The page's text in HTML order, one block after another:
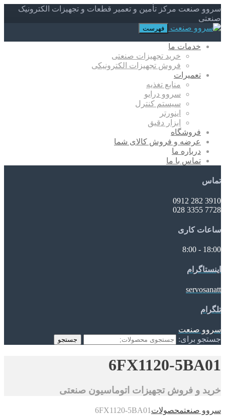
سروو صنعت مرکز تأمین و تعمیر قطعات و تجهیزات الکترونیک
صنعتی
فهرست
خدمات ما
خرید تجهیزات صنعتی
فروش تجهیزات الکترونیکی
تعمیرات
منابع تغذیه
سروو درایو
سیستم کنترل
اینورتر
ابزار دقیق
فروشگاه
عرضه و فروش کالای شما
درباره ما
تماس با ما
تماس
3910 282 0912
7728 3355 028
ساعات کاری
18:00 - 8:00
اینستاگرام
servosanatt
تلگرام
سروو صنعت
جستجو برای:
جستجو
6FX1120-5BA01
خرید و فروش تجهیزات اتوماسیون صنعتی
سروو صنعتمحصولات 6FX1120-5BA01